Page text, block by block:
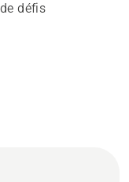
défis